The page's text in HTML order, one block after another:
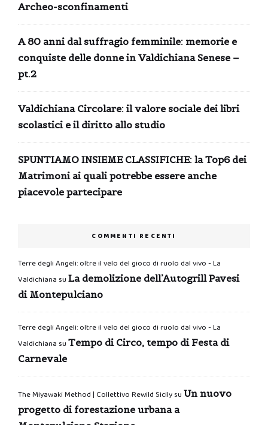
Archeo-sconfinamenti
A 80 anni dal suffragio femminile: memorie e
conquiste delle donne in Valdichiana Senese –
pt.2
Valdichiana Circolare: il valore sociale dei libri
scolastici e il diritto allo studio
SPUNTIAMO INSIEME CLASSIFICHE: la Top6 dei
Matrimoni ai quali potrebbe essere anche
piacevole partecipare
COMMENTI RECENTI
Terre degli Angeli: oltre il velo del gioco di ruolo dal vivo - La
Valdichiana su La demolizione dell’Autogrill Pavesi
di Montepulciano
Terre degli Angeli: oltre il velo del gioco di ruolo dal vivo - La
Valdichiana su Tempo di Circo, tempo di Festa di
Carnevale
The Miyawaki Method | Collettivo Rewild Sicilysu Un nuovo
progetto di forestazione urbana a